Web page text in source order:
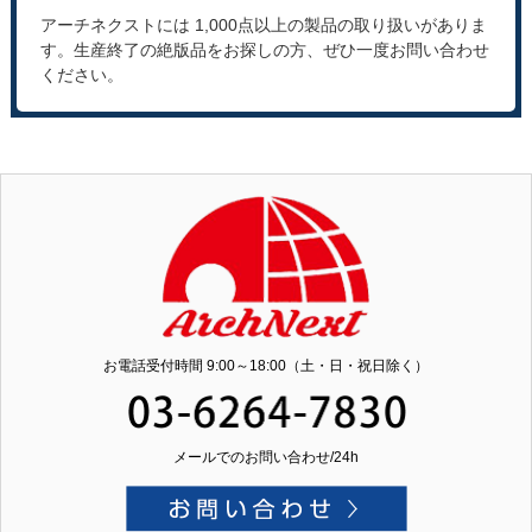
アーチネクストには 1,000点以上の製品の取り扱いがありま
す。生産終了の絶版品をお探しの方、ぜひ一度お問い合わせ
ください。
お電話受付時間 9:00～18:00（土・日・祝日除く）
メールでのお問い合わせ/24h